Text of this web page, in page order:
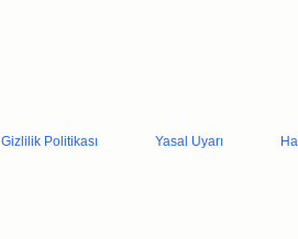
Gizlilik Politikası Yasal Uyarı